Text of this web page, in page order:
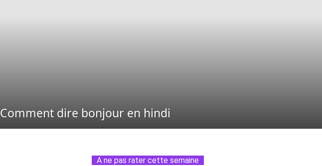
Comment dire bonjour en hindi
A ne pas rater cette semaine